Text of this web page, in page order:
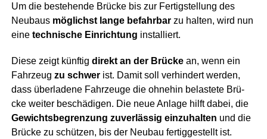
Um die bestehen­de Brü­cke bis zur Fer­tig­stel­lung des
Neu­baus mög­lichst lan­ge befahr­barzu hal­ten, wird nun
eine tech­ni­sche Ein­rich­tung installiert.
Die­se zeigt künf­tig direkt an der Brü­ckean, wenn ein
Fahr­zeug zu schwerist. Damit soll ver­hin­dert wer­den,
dass über­la­de­ne Fahr­zeu­ge die ohne­hin belas­te­te Brü­
cke wei­ter beschä­di­gen. Die neue Anla­ge hilft dabei, die
Gewichts­be­gren­zung zuver­läs­sig ein­zu­hal­ten und die
Brü­cke zu schüt­zen, bis der Neu­bau fer­tig­ge­stellt ist.